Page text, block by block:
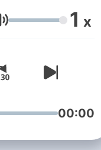
où la
tous les
de
Varte, Michel
Carel, Jean
dans des
et des
Mystères,
que nous
ce podcast.
ระดับเสียง 1 x
00:00